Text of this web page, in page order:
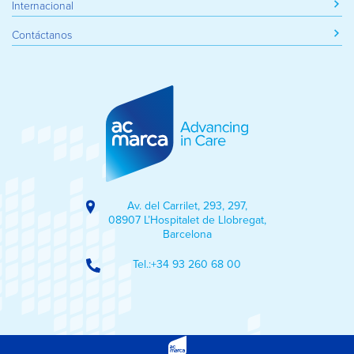
partir del uso que haya hecho de sus servicios.
Internacional
Contáctanos
Av. del Carrilet, 293, 297,
08907 L’Hospitalet de Llobregat,
Barcelona
Tel.:+34 93 260 68 00